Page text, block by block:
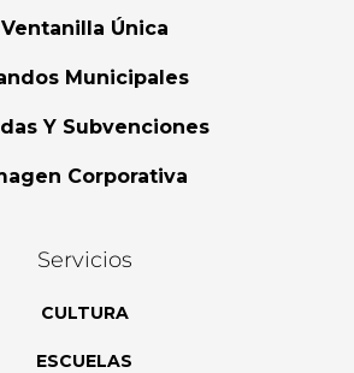
Ventanilla Única
Municipales
Y Subvenciones
Corporativa
Servicios
CULTURA
ESCUELAS